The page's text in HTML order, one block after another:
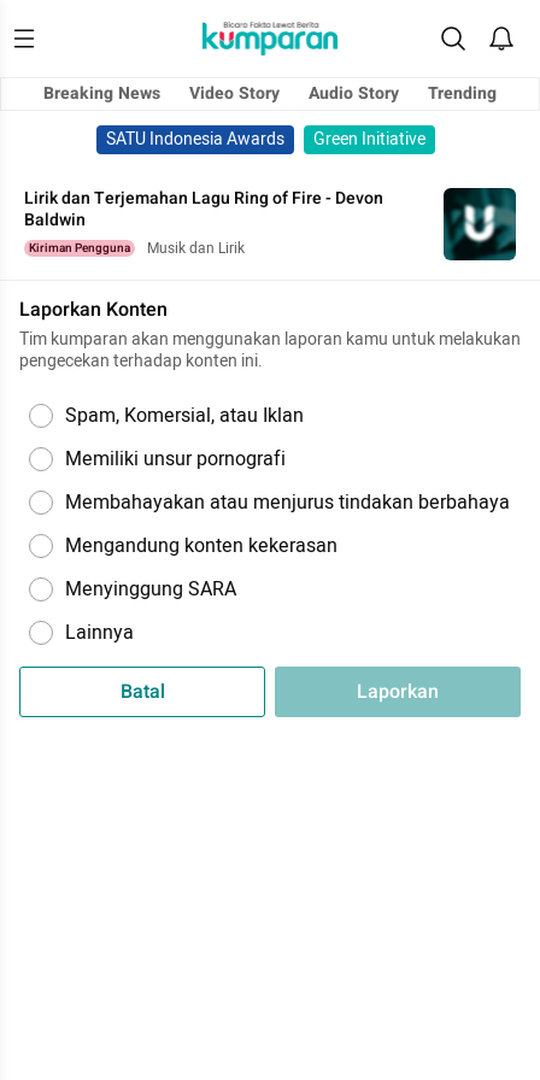
Breaking News Video Story Audio Story
Trending
SATU Indonesia Awards
Green Initiative
Lirik dan Terjemahan Lagu Ring of Fire - Devon
Baldwin
Kiriman Pengguna Musik dan Lirik
Laporkan Konten
Tim kumparan akan menggunakan laporan kamu untuk melakukan
pengecekan terhadap konten ini.
Spam, Komersial, atau Iklan
Memiliki unsur pornografi
Membahayakan atau menjurus tindakan berbahaya
Mengandung konten kekerasan
Menyinggung SARA
Lainnya
Batal Laporkan